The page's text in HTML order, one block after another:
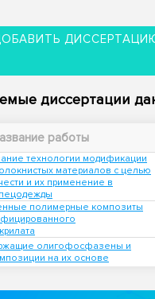
диссертации
работы
технологии модификации
материалов с целью
и их применение в
полимерные композиты
олигофосфазены и
на их основе